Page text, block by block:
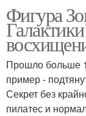
Фигура
Прошло больше
пример -
Секрет без
пилатес и